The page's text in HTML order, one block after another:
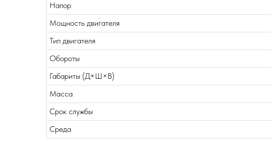
Напор
Мощность двигателя
Тип двигателя
Обороты
Габариты (Д×Ш×В)
Масса
Срок службы
Среда